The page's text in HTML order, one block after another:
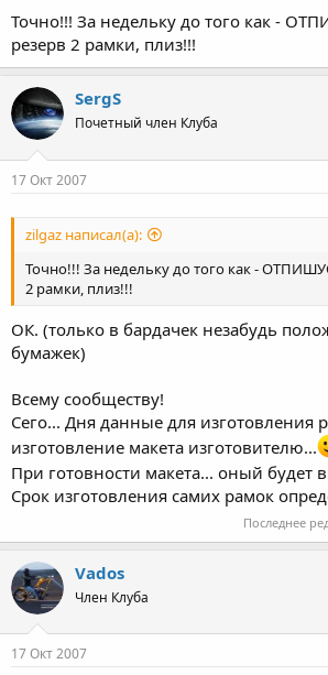
Точно!!! За недельку до того как -
резерв 2 рамки, плиз!!!
SergS
Почетный член Клуба
17 Окт 2007
zilgaz написал(а):
Точно!!! За недельку до того как -
2 рамки, плиз!!!
ОК. (только в бардачек незабудь
бумажек)
Всему сообществу!
Сего... Дня данные для изготовления
изготовление макета изготовителю...
При готовности макета... оный будет
Срок изготовления самих рамок
Последнее
Vados
Член Клуба
17 Окт 2007